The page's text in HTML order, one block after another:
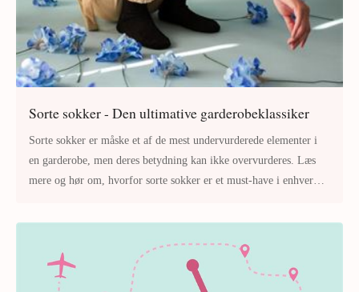
Sorte sokker - Den ultimative garderobeklassiker
Sorte sokker er måske et af de mest undervurderede elementer i
en garderobe, men deres betydning kan ikke overvurderes. Læs
mere og hør om, hvorfor sorte sokker er et must-have i enhver